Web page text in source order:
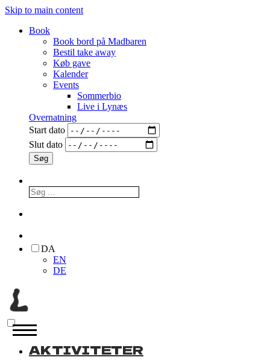
Skip to main content
Book
Book bord på Madbaren
Bestil take away
Køb gave
Kalender
Events
Sommerbio
Live i Lynæs
Overnatning
Start dato
Slut dato
DA
EN
DE
AKTIVITETER